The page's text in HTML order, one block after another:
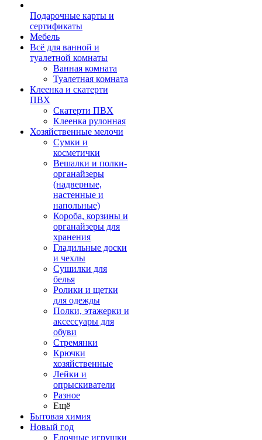
Подарочные карты и
сертификаты
Мебель
Всё для ванной и
туалетной комнаты
Ванная комната
Туалетная комната
Клеенка и скатерти
ПВХ
Скатерти ПВХ
Клеенка рулонная
Хозяйственные мелочи
Сумки и
косметички
Вешалки и полки-
органайзеры
(надверные,
настенные и
напольные)
Короба, корзины и
органайзеры для
хранения
Гладильные доски
и чехлы
Сушилки для
белья
Ролики и щетки
для одежды
Полки, этажерки и
аксессуары для
обуви
Стремянки
Крючки
хозяйственные
Лейки и
опрыскиватели
Разное
Ещё
Бытовая химия
Новый год
Елочные игрушки